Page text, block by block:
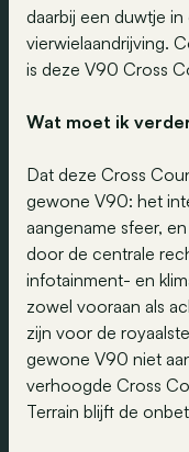
daarbij een duwtje
vierwielaandrijving.
is deze V90 Cross
Wat moet ik
Dat deze Cross
gewone V90: het
aangename sfeer,
door de centrale
infotainment- en
zowel vooraan als
zijn voor de
gewone V90 niet
verhoogde Cross
Terrain blijft de